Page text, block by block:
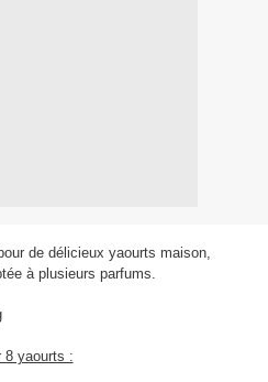
de délicieux yaourts maison,
à plusieurs parfums.
8 yaourts :